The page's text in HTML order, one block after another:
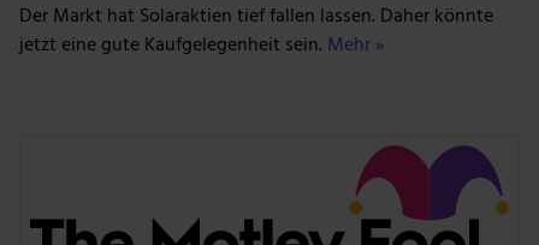
Der Markt hat Solaraktien tief fallen lassen. Daher könnte
jetzt eine gute Kaufgelegenheit sein. Mehr »